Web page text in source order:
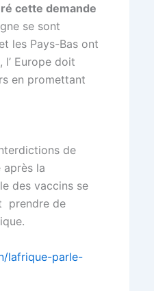
cette demande
se sont
les Pays-Bas ont
Europe doit
en promettant
de
après la
des vaccins se
prendre de
lafrique-parle-